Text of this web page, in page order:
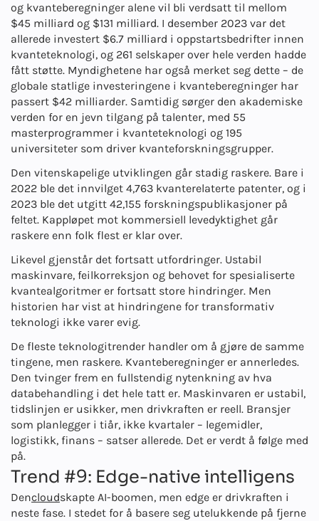
og kvanteberegninger alene vil bli verdsatt til mellom
$45 milliard og $131 milliard. I desember 2023 var det
allerede investert $6.7 milliard i oppstartsbedrifter innen
kvanteteknologi, og 261 selskaper over hele verden hadde
fått støtte. Myndighetene har også merket seg dette – de
globale statlige investeringene i kvanteberegninger har
passert $42 milliarder. Samtidig sørger den akademiske
verden for en jevn tilgang på talenter, med 55
masterprogrammer i kvanteteknologi og 195
universiteter som driver kvanteforskningsgrupper.
Den vitenskapelige utviklingen går stadig raskere. Bare i
2022 ble det innvilget 4,763 kvanterelaterte patenter, og i
2023 ble det utgitt 42,155 forskningspublikasjoner på
feltet. Kappløpet mot kommersiell levedyktighet går
raskere enn folk flest er klar over.
Likevel gjenstår det fortsatt utfordringer. Ustabil
maskinvare, feilkorreksjon og behovet for spesialiserte
kvantealgoritmer er fortsatt store hindringer. Men
historien har vist at hindringene for transformativ
teknologi ikke varer evig.
De fleste teknologitrender handler om å gjøre de samme
tingene, men raskere. Kvanteberegninger er annerledes.
Den tvinger frem en fullstendig nytenkning av hva
databehandling i det hele tatt er. Maskinvaren er ustabil,
tidslinjen er usikker, men drivkraften er reell. Bransjer
som planlegger i tiår, ikke kvartaler – legemidler,
logistikk, finans – satser allerede. Det er verdt å følge med
på.
Trend #9: Edge-native intelligens
Dencloudskapte AI-boomen, men edge er drivkraften i
neste fase. I stedet for å basere seg utelukkende på fjerne